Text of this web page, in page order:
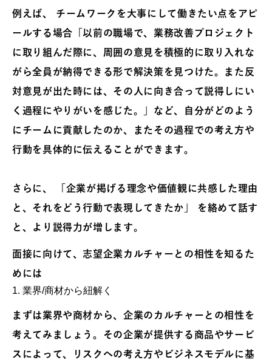
例えば、 チームワークを大事にして働きたい点をアピ
ールする場合「以前の職場で、業務改善プロジェクト
に取り組んだ際に、周囲の意見を積極的に取り入れな
がら全員が納得できる形で解決策を見つけた。また反
対意見が出た時には、その人に向き合って説得しにい
く過程にやりがいを感じた。」など、自分がどのよう
にチームに貢献したのか、またその過程での考え方や
行動を具体的に伝えることができます。
さらに、 「企業が掲げる理念や価値観に共感した理由
と、それをどう行動で表現してきたか」 を絡めて話す
と、より説得力が増します。
面接に向けて、志望企業カルチャーとの相性を知るた
めには
1. 業界/商材から紐解く
まずは業界や商材から、企業のカルチャーとの相性を
考えてみましょう。その企業が提供する商品やサービ
スによって、リスクへの考え方やビジネスモデルに基